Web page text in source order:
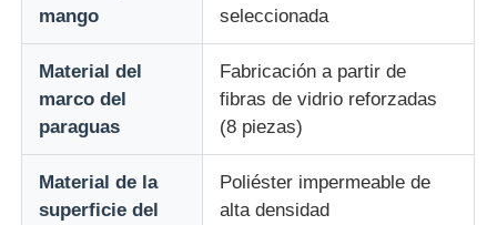
Paraguas para niños
parasoles de playa
Paraguas creativos
mango
seleccionada
Material del
marco del
paraguas
Fabricación a partir de
fibras de vidrio reforzadas
(8 piezas)
Material de la
superficie del
Poliéster impermeable de
alta densidad